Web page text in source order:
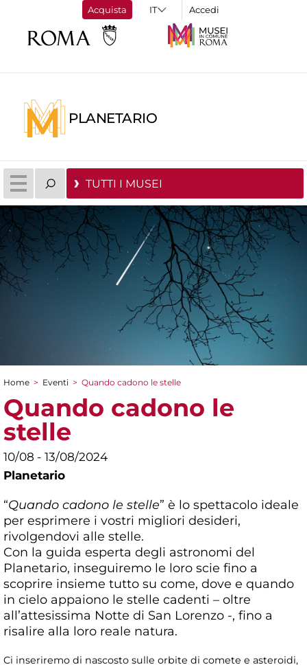
Acquista Accedi
PLANETARIO
TUTTI I MUSEI
Tu sei qui
Home > Eventi > Quando cadono le stelle
Quando cadono le
stelle
10/08 - 13/08/2024
Planetario
“Quando cadono le stelle” è lo spettacolo ideale
per esprimere i vostri migliori desideri,
rivolgendovi alle stelle.
Con la guida esperta degli astronomi del
Planetario, inseguiremo le loro scie fino a
scoprire insieme tutto su come, dove e quando
in cielo appaiono le stelle cadenti – oltre
all’attesissima Notte di San Lorenzo -, fino a
risalire alla loro reale natura.
Ci inseriremo di nascosto sulle orbite di comete e asteroidi,